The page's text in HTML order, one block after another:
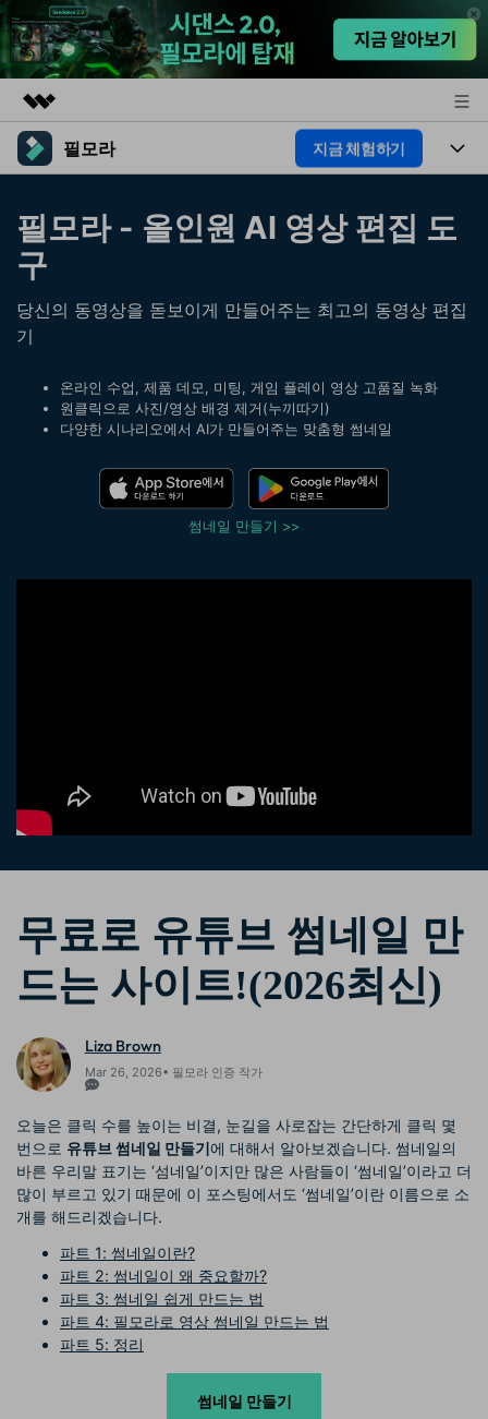
주요 제품
유틸리티
개요
회사 소개
뉴스룸
도움말 센터
필모라 지금 체험하기
플랫폼
AI
AI 기능 HOT
AI 꿀팁
영상 편집 자료실
핫한 콘텐츠
필모라 정보
더 알아보기
필모라 - 올인원 AI 영상 편집 도
구
당신의 동영상을 돋보이게 만들어주는 최고의 동영상 편집
기
온라인 수업, 제품 데모, 미팅, 게임 플레이 영상 고품질 녹화
원클릭으로 사진/영상 배경 제거(누끼따기)
다양한 시나리오에서 AI가 만들어주는 맞춤형 썸네일
썸네일 만들기 >>
무료로 유튜브 썸네일 만
드는 사이트!(2026최신)
Liza Brown
Mar 26, 2026• 필모라 인증 작가
오늘은 클릭 수를 높이는 비결, 눈길을 사로잡는 간단하게 클릭 몇
번으로 유튜브 썸네일 만들기에 대해서 알아보겠습니다. 썸네일의
바른 우리말 표기는 ‘섬네일’이지만 많은 사람들이 ‘썸네일’이라고 더
많이 부르고 있기 때문에 이 포스팅에서도 ‘썸네일’이란 이름으로 소
개를 해드리겠습니다.
파트 1: 썸네일이란?
파트 2: 썸네일이 왜 중요할까?
파트 3: 썸네일 쉽게 만드는 법
파트 4: 필모라로 영상 썸네일 만드는 법
파트 5: 정리
썸네일 만들기